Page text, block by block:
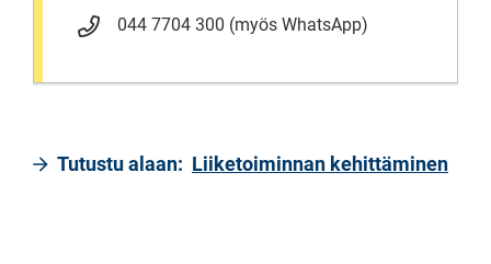
044 7704 300 (myös WhatsApp)
Tutustu alaan: Liiketoiminnan kehittäminen